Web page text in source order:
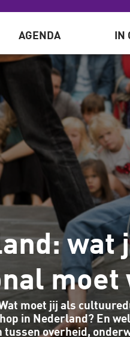
AGENDA
wat
moet
moet jij als
in Nederland? En
overheid,